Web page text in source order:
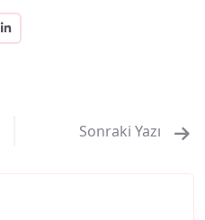
Sonraki Yazı